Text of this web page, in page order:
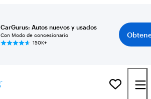
CarGurus: Autos nuevos y usados
Con Modo de concesionario
150K+